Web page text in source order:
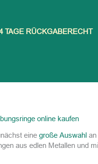
TAGE RÜCKGABERECHT
online kaufen
eine große Auswahl an
aus edlen Metallen und